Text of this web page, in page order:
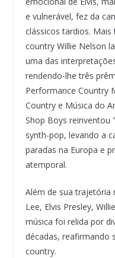
e vulnerável, fez da
clássicos tardios.
country Willie Nelson
uma das
rendendo-lhe três
Performance Country
Country e Música do
Shop Boys reinventou
synth-pop, levando a
paradas na Europa e
atemporal.
Além de sua trajetória
Lee, Elvis Presley,
música foi relida por
décadas, reafirmando
country.